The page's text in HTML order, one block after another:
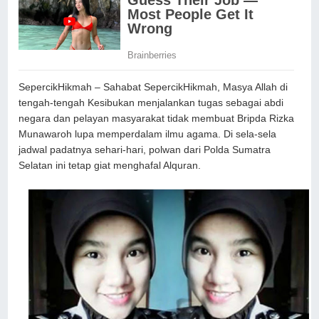
SepercikHikmah – Sahabat SepercikHikmah, Masya Allah di
tengah-tengah Kesibukan menjalankan tugas sebagai abdi
negara dan pelayan masyarakat tidak membuat Bripda Rizka
Munawaroh lupa memperdalam ilmu agama. Di sela-sela
jadwal padatnya sehari-hari, polwan dari Polda Sumatra
Selatan ini tetap giat menghafal Alquran.